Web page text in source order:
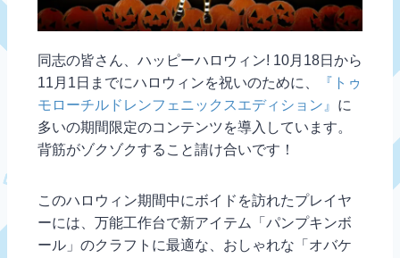
同志の皆さん、ハッピーハロウィン! 10月18日から
11月1日までにハロウィンを祝いのために、
『トゥ
モローチルドレンフェニックスエディション』 に
多いの期間限定のコンテンツを導入しています。
背筋がゾクゾクすること請け合いです！
このハロウィン期間中にボイドを訪れたプレイヤ
ーには、万能工作台で新アイテム「パンプキンボ
ール」のクラフトに最適な、おしゃれな「オバケ